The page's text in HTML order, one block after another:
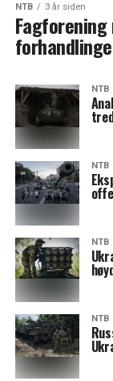
NTB 3 år siden
NTB
NTB
NTB
NTB